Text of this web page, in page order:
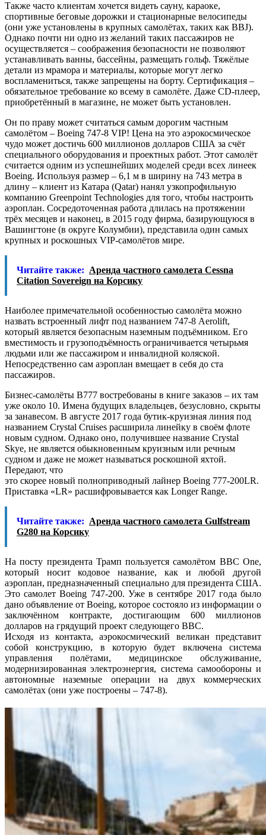
Также часто клиентам хочется видеть сауну, караоке,
спортивные беговые дорожки и стационарные велосипеды
(они уже установлены в крупных самолётах, таких как BBJ).
Однако почти ни одно из желаний таких пассажиров не
осуществляется – соображения безопасности не позволяют
устанавливать ванны, бассейны, размещать гольф. Тяжёлые
детали из мрамора и материалы, которые могут легко
воспламениться, также запрещены на борту. Сертификация –
обязательное требование ко всему в самолёте. Даже CD-плеер,
приобретённый в магазине, не может быть установлен.
Он по праву может считаться самым дорогим частным
самолётом – Boeing 747-8 VIP! Цена на это аэрокосмическое
чудо может достичь 600 миллионов долларов США за счёт
специального оборудования и проектных работ. Этот самолёт
считается одним из успешнейших моделей среди всех линеек
Boeing. Используя размер – 6,1 м в ширину на 743 метра в
длину – клиент из Катара (Qatar) нанял узкопрофильную
компанию Greenpoint Technologies для того, чтобы настроить
аэроплан. Сосредоточенная работа длилась на протяжении
трёх месяцев и наконец, в 2015 году фирма, базирующуюся в
Вашингтоне (в округе Колумбии), представила один самых
крупных и роскошных VIP-самолётов мире.
Читайте также: Аренда частного самолета Cessna
Citation Sovereign на Корсику
Наиболее примечательной особенностью самолёта можно
назвать встроенный лифт под названием 747-8 Aerolift,
который является безопасным наземным подъёмником. Его
вместимость и грузоподъёмность ограничивается четырьмя
людьми или же пассажиром и инвалидной коляской.
Непосредственно сам аэроплан вмещает в себя до ста
пассажиров.
Бизнес-самолёты B777 востребованы в книге заказов – их там
уже около 10. Имена будущих владельцев, безусловно, скрыты
за занавесом. В августе 2017 года бутик-круизная линия под
названием Crystal Cruises расширила линейку в своём флоте
новым судном. Однако оно, получившее название Crystal
Skye, не является обыкновенным круизным или речным
судном и даже не может называться роскошной яхтой.
Передают, что
это скорее новый полноприводный лайнер Boeing 777-200LR.
Приставка «LR» расшифровывается как Longer Range.
Читайте также: Аренда частного самолета Gulfstream
G280 на Корсику
На посту президента Трамп пользуется самолётом ВВС Оne,
который носит кодовое название, как и любой другой
аэроплан, предназначенный специально для президента США.
Это самолет Boeing 747-200. Уже в сентябре 2017 года было
дано объявление от Boeing, которое состояло из информации о
заключённом контракте, достигающим 600 миллионов
долларов на грядущий проект следующего ВВС.
Исходя из контакта, аэрокосмический великан представит
собой конструкцию, в которую будет включена система
управления полётами, медицинское обслуживание,
модернизированная электроэнергия, система самообороны и
автономные наземные операции на двух коммерческих
самолётах (они уже построены – 747-8).